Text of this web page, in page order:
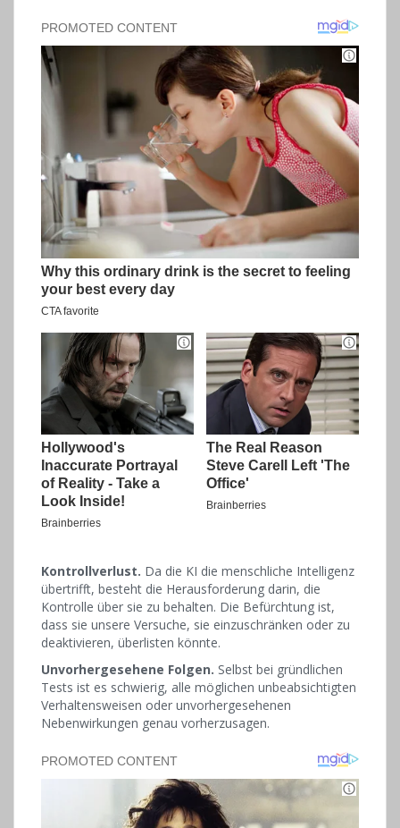
Kontrollverlust. Da die KI die menschliche Intelligenz
übertrifft, besteht die Herausforderung darin, die
Kontrolle über sie zu behalten. Die Befürchtung ist,
dass sie unsere Versuche, sie einzuschränken oder zu
deaktivieren, überlisten könnte.
Unvorhergesehene Folgen. Selbst bei gründlichen
Tests ist es schwierig, alle möglichen unbeabsichtigten
Verhaltensweisen oder unvorhergesehenen
Nebenwirkungen genau vorherzusagen.